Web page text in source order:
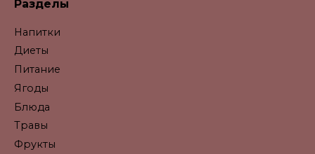
Разделы
Напитки
Диеты
Питание
Ягоды
Блюда
Травы
Фрукты